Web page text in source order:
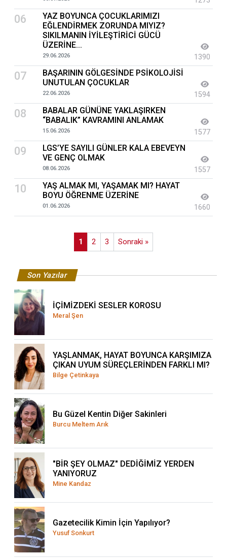
06
YAZ BOYUNCA ÇOCUKLARIMIZI
EĞLENDİRMEK ZORUNDA MIYIZ?
SIKILMANIN İYİLEŞTİRİCİ GÜCÜ
ÜZERİNE...
29.06.2026 1390
07
BAŞARININ GÖLGESİNDE PSİKOLOJİSİ
UNUTULAN ÇOCUKLAR
22.06.2026 1594
08
BABALAR GÜNÜNE YAKLAŞIRKEN
“BABALIK” KAVRAMINI ANLAMAK
15.06.2026 1577
09
LGS’YE SAYILI GÜNLER KALA EBEVEYN
VE GENÇ OLMAK
08.06.2026 1557
10
YAŞ ALMAK MI, YAŞAMAK MI? HAYAT
BOYU ÖĞRENME ÜZERİNE
01.06.2026 1660
1 2 3 Sonraki »
Son Yazılar
İÇİMİZDEKİ SESLER KOROSU
Meral Şen
YAŞLANMAK, HAYAT BOYUNCA KARŞIMIZA
ÇIKAN UYUM SÜREÇLERİNDEN FARKLI MI?
Bilge Çetinkaya
Bu Güzel Kentin Diğer Sakinleri
Burcu Meltem Arık
"BİR ŞEY OLMAZ" DEDİĞİMİZ YERDEN
YANIYORUZ
Mine Kandaz
Gazetecilik Kimin İçin Yapılıyor?
Yusuf Sonkurt